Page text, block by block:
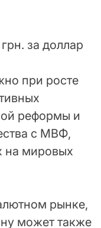
за доллар
при росте
реформы и
с МВФ,
на мировых
рынке,
может также